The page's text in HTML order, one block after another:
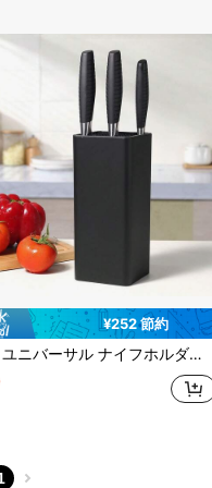
¥252 節約
ユニバーサル ナイフホルダー、収納ラック、空きナイフスロット、様々なナイフブレードに対応するスロット式デザイン、取り外し可能で簡単に洗浄できる、ブラシ仕上げ